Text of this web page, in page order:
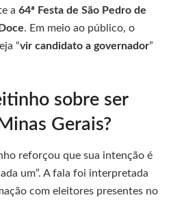
a 64ª Festa de São Pedro de
. Em meio ao público, o
“vir candidato a governador”
sobre ser
Gerais?
reforçou que sua intenção é
um”. A fala foi interpretada
com eleitores presentes no